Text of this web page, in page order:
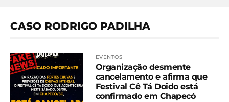
CASO RODRIGO PADILHA
EVENTOS
Organização desmente
cancelamento e afirma que
Festival Cê Tá Doido está
confirmado em Chapecó